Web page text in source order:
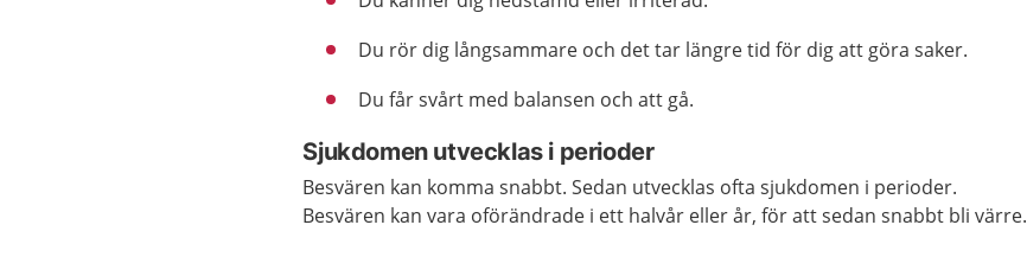
Du rör dig långsammare och det tar längre tid för dig att göra saker.
Du får svårt med balansen och att gå.
Sjukdomen utvecklas i perioder
Besvären kan komma snabbt. Sedan utvecklas ofta sjukdomen i perioder.
Besvären kan vara oförändrade i ett halvår eller år, för att sedan snabbt bli värre.